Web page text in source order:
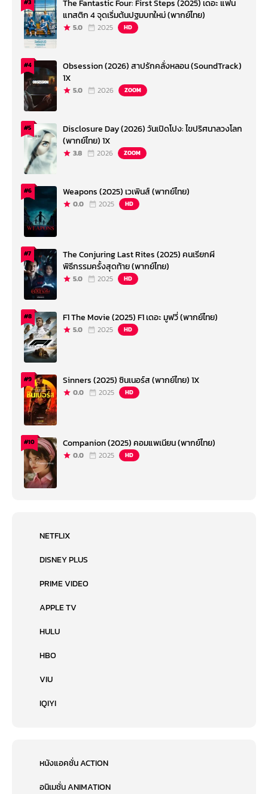
#3
The Fantastic Four: First Steps (2025) เดอะ แฟน
แทสติก 4 จุดเริ่มต้นปฐมบทใหม่ (พากย์ไทย)
5.0 2025 HD
#4
Obsession (2026) สาปรักคลั่งหลอน (SoundTrack)
1X
5.0 2026 ZOOM
#5
Disclosure Day (2026) วันเปิดโปง: ไขปริศนาลวงโลก
(พากย์ไทย) 1X
3.8 2026 ZOOM
#6 Weapons (2025) เวเพินส์ (พากย์ไทย)
0.0 2025 HD
#7
The Conjuring Last Rites (2025) คนเรียกผี
พิธีกรรมครั้งสุดท้าย (พากย์ไทย)
5.0 2025 HD
#8 F1 The Movie (2025) F1 เดอะ มูฟวี่ (พากย์ไทย)
5.0 2025 HD
#9 Sinners (2025) ซินเนอร์ส (พากย์ไทย) 1X
0.0 2025 HD
#10 Companion (2025) คอมแพเนียน (พากย์ไทย)
0.0 2025 HD
NETFLIX
DISNEY PLUS
PRIME VIDEO
APPLE TV
HULU
HBO
VIU
IQIYI
หนังแอคชั่น ACTION
อนิเมชั่น ANIMATION